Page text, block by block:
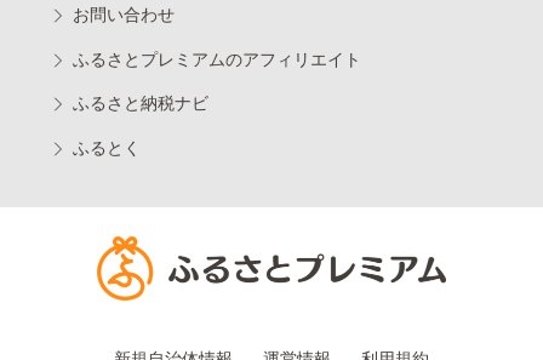
お問い合わせ
ふるさとプレミアムのアフィリエイト
ふるさと納税ナビ
ふるとく